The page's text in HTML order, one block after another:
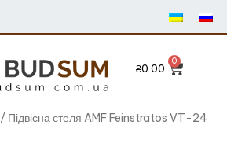
₴0.00
/ Підвісна стеля AMF Feinstratos VT-24